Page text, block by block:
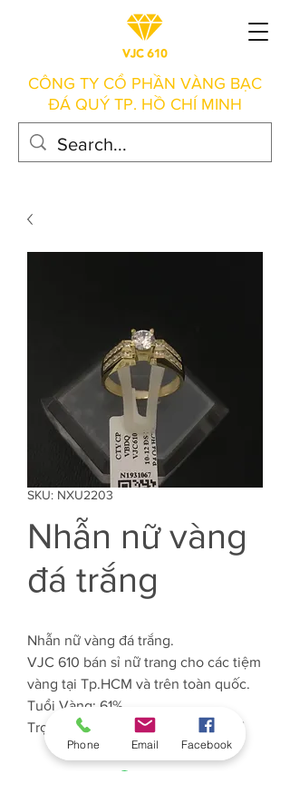
CÔNG TY CỔ PHẦN VÀNG BẠC
ĐÁ QUÝ TP. HỒ CHÍ MINH
SKU: NXU2203
Nhẫn nữ vàng
đá trắng
Nhẫn nữ vàng đá trắng.
VJC 610 bán sỉ nữ trang cho các tiệm
vàng tại Tp.HCM và trên toàn quốc.
Tuổi Vàng: 61%
Trọng lượng Vàng: Khoảng 0.6 chỉ
Phone Email Facebook